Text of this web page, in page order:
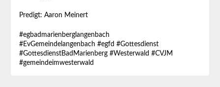
Predigt: Aaron Meinert
#egbadmarienberglangenbach
#EvGemeindelangenbach #egfd #Gottesdienst
#GottesdienstBadMarienberg #Westerwald #CVJM
#gemeindeimwesterwald